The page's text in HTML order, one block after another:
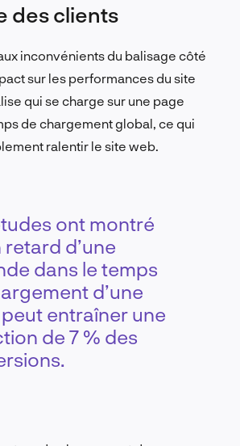
des clients
inconvénients du balisage côté
sur les performances du site
qui se charge sur une page
de chargement global, ce qui
ralentir le site web.
ont montré
retard d’une
dans le temps
d’une
entraîner une
de 7 % des